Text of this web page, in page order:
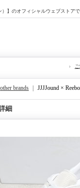
】のオフィシャルウェブストア
other brands JJJJound ×
細